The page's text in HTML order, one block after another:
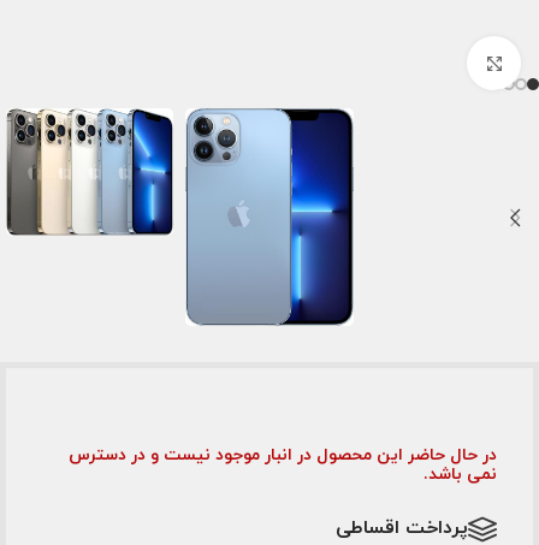
در حال حاضر این محصول در انبار موجود نیست و در دسترس
نمی باشد.
پرداخت اقساطی